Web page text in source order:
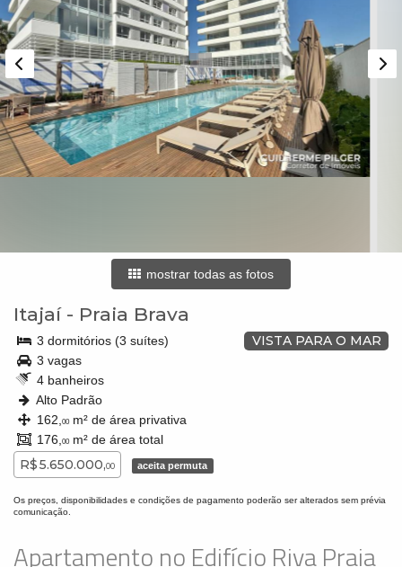
mostrar todas as fotos
Itajaí- Praia Brava
VISTA PARA O MAR
3 dormitórios (3 suítes)
3 vagas
4 banheiros
Alto Padrão
162, 00m² de área privativa
176, 00m² de área total
R$ 5.650.000,00 aceita permuta
Os preços, disponibilidades e condições de pagamento poderão ser alterados sem prévia
comunicação.
Apartamento no Edifício Riva Praia